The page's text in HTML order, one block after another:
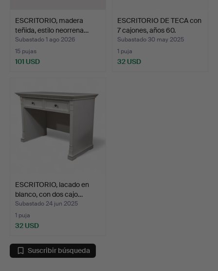
ESCRITORIO, madera
teñida, estilo neorrena…
Subastado 1 ago 2026
15 pujas
101 USD
ESCRITORIO DE TECA con
7 cajones, años 60.
Subastado 30 may 2025
1 puja
32 USD
ESCRITORIO, lacado en
blanco, con dos cajo…
Subastado 24 jun 2025
1 puja
32 USD
Suscribir búsqueda